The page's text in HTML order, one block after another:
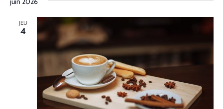
Contact
une
JEU
4